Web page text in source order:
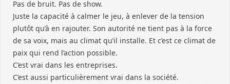
Pas de bruit. Pas de show.
Juste la capacité à calmer le jeu, à enlever de la tension
plutôt qu’à en rajouter. Son autorité ne tient pas à la force
de sa voix, mais au climat qu’il installe. Et c’est ce climat de
paix qui rend l’action possible.
C’est vrai dans les entreprises.
C’est aussi particulièrement vrai dans la société.